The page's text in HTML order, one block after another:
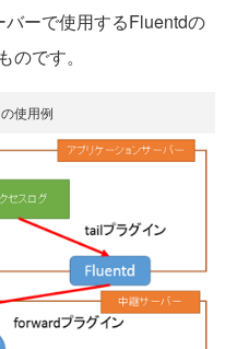
バーで使用するFluentdの
です。
使用例